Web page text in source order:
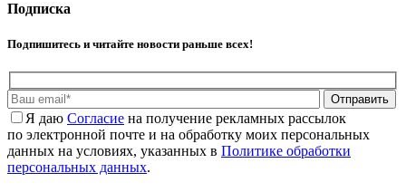
Подписка
Подпишитесь и читайте новости раньше всех!
Отправить
Я даю Cогласие на получение рекламных рассылок
по электронной почте и на обработку моих персональных
данных на условиях, указанных в Политике обработки
персональных данных.